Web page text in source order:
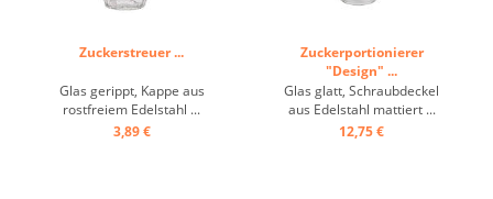
Zuckerstreuer ...
Glas gerippt, Kappe aus
rostfreiem Edelstahl ...
3,89 €
Zuckerportionierer
"Design" ...
Glas glatt, Schraubdeckel
aus Edelstahl mattiert ...
12,75 €